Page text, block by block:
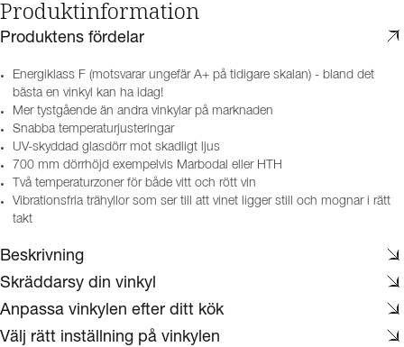
Produktinformation
Produktens fördelar
Energiklass F (motsvarar ungefär A+ på tidigare skalan) - bland det
bästa en vinkyl kan ha idag!
Mer tystgående än andra vinkylar på marknaden
Snabba temperaturjusteringar
UV-skyddad glasdörr mot skadligt ljus
700 mm dörrhöjd exempelvis Marbodal eller HTH
Två temperaturzoner för både vitt och rött vin
Vibrationsfria trähyllor som ser till att vinet ligger still och mognar i rätt
takt
Beskrivning
Skräddarsy din vinkyl
Anpassa vinkylen efter ditt kök
Välj rätt inställning på vinkylen